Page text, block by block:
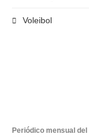
Voleibol
Periódico mensual